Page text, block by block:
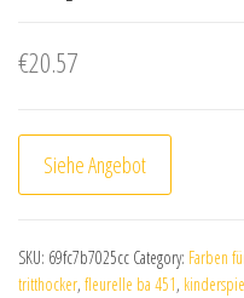
€20.57
Siehe Angebot
SKU: 69fc7b7025cc Category: Farben
tritthocker, fleurelle ba 451,